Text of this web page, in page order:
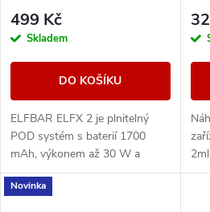
499 Kč
Skladem
DO KOŠÍKU
ELFBAR ELFX 2 je plnitelný
POD systém s baterií 1700
mAh, výkonem až 30 W a
podporou stylu vapování od
MTL po RDL. Nabízí režimy
Novinka